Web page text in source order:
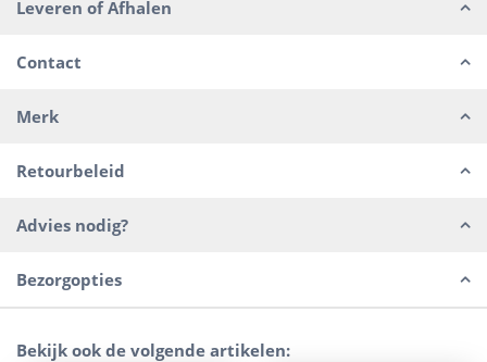
Leveren of Afhalen
Contact
Merk
Retourbeleid
Advies nodig?
Bezorgopties
Bekijk ook de volgende artikelen: